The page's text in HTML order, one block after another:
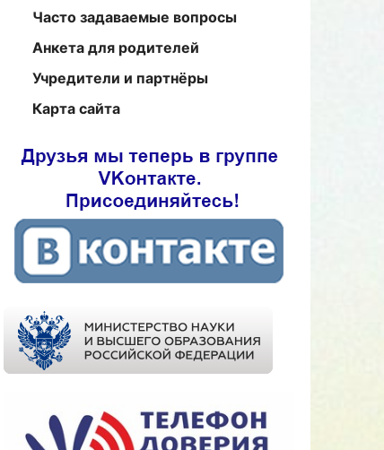
Часто задаваемые вопросы
Анкета для родителей
Учредители и партнёры
Карта сайта